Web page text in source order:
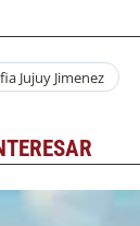
Jujuy Jimenez